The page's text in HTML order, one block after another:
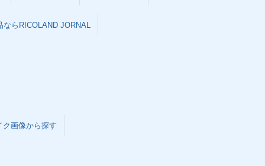
ならRICOLAND JORNAL
ク画像から探す